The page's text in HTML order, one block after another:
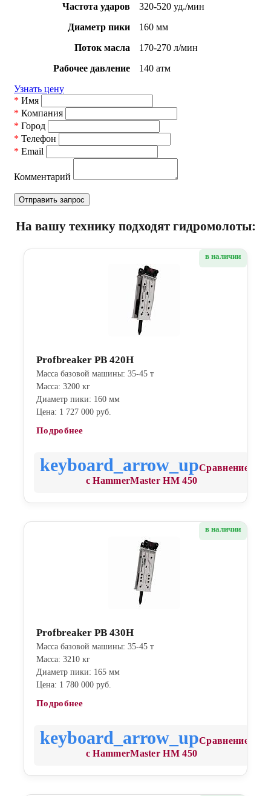
Частота ударов
320-520 уд./мин
Диаметр пики
160 мм
Поток масла
170-270 л/мин
Рабочее давление
140 атм
Узнать цену
* Имя
* Компания
* Город
* Телефон
* Email
Комментарий
На вашу технику подходят гидромолоты:
в наличии
Profbreaker PB 420H
Масса базовой машины: 35-45 т
Масса: 3200 кг
Диаметр пики: 160 мм
Цена: 1 727 000 руб.
Подробнее
Сравнение
с HammerMaster HM 450
в наличии
Profbreaker PB 430H
Масса базовой машины: 35-45 т
Масса: 3210 кг
Диаметр пики: 165 мм
Цена: 1 780 000 руб.
Подробнее
Сравнение
с HammerMaster HM 450